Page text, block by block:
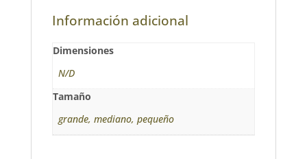
Información adicional
Dimensiones
N/D
Tamaño
grande, mediano, pequeño